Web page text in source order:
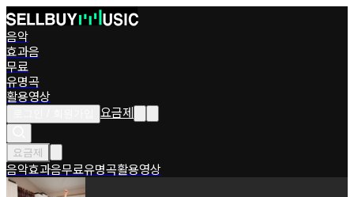
음악
효과음
무료
유명곡
활용영상
요금제
요금제
음악효과음무료유명곡활용영상